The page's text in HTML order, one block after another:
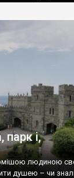
парк і,
людиною
душею – чи